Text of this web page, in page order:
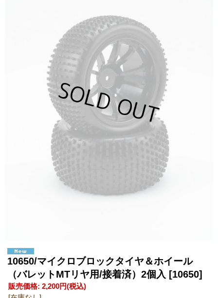
10650/マイクロブロックタイヤ＆ホイール
（バレットMTリヤ用/接着済）2個入 [10650]
販売価格: 2,200円(税込)